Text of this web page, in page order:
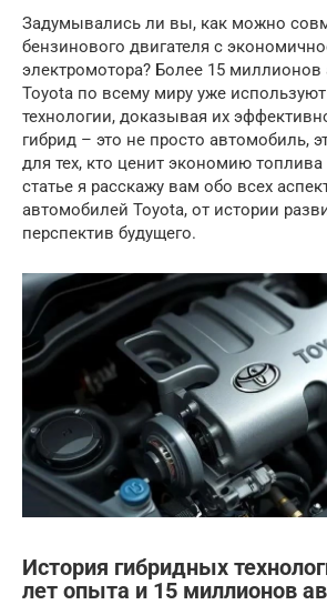
Задумывались ли вы, как можно
бензинового двигателя с
электромотора? Более 15
Toyota по всему миру уже
технологии, доказывая их
гибрид – это не просто автомобиль,
для тех, кто ценит экономию
статье я расскажу вам обо всех
автомобилей Toyota, от истории
перспектив будущего.
История гибридных
лет опыта и 15 миллионов